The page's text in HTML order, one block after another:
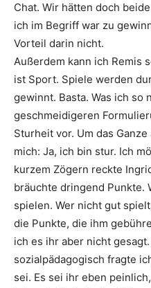
Chat. Wir hätten doch
ich im Begriff war zu
Vorteil darin nicht.
Außerdem kann ich Remis
ist Sport. Spiele werden
gewinnt. Basta. Was ich so
geschmeidigeren
Sturheit vor. Um das
mich: Ja, ich bin stur. Ich
kurzem Zögern reckte
bräuchte dringend Punkte.
spielen. Wer nicht gut
die Punkte, die ihm
ich es ihr aber nicht
sozialpädagogisch fragte
sei. Es sei ihr eben